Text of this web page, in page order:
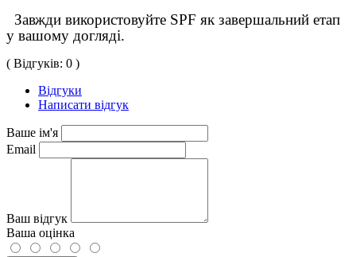
Завжди використовуйте SPF як завершальний етап
у вашому догляді.
( Відгуків: 0 )
Відгуки
Написати відгук
Ваше ім'я
Email
Ваш відгук
Ваша оцінка